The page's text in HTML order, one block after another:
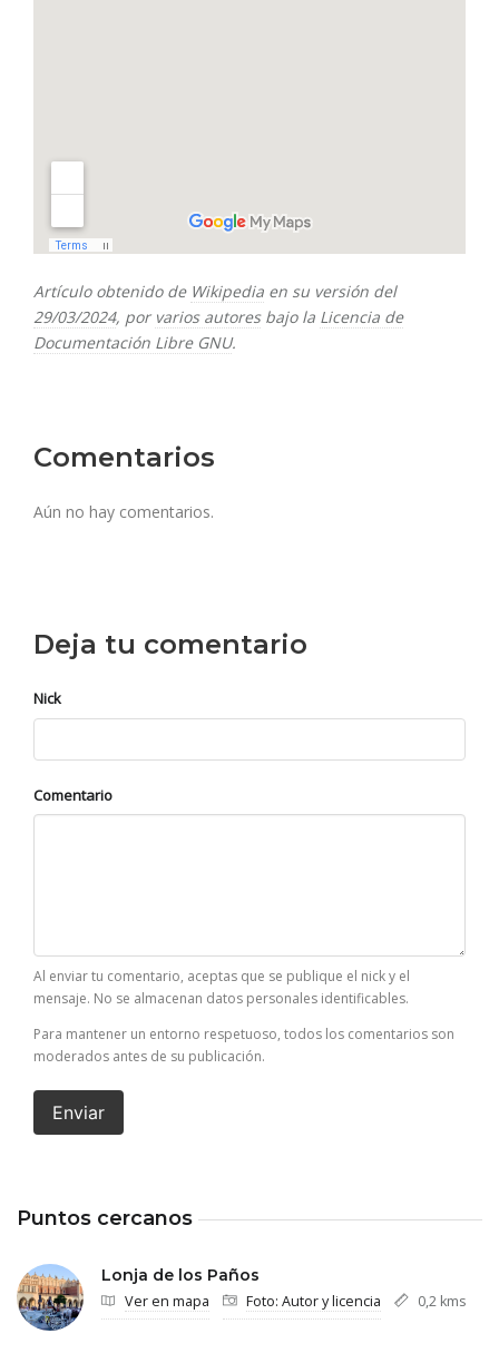
Artículo obtenido de Wikipedia en su versión del
29/03/2024, por varios autoresbajo la Licencia de
Documentación Libre GNU.
Comentarios
Aún no hay comentarios.
Deja tu comentario
Nick
Comentario
Al enviar tu comentario, aceptas que se publique el nick y el
mensaje. No se almacenan datos personales identificables.
Para mantener un entorno respetuoso, todos los comentarios son
moderados antes de su publicación.
Enviar
Puntos cercanos
Lonja de los Paños
Ver en mapa Foto: Autor y licencia 0,2 kms